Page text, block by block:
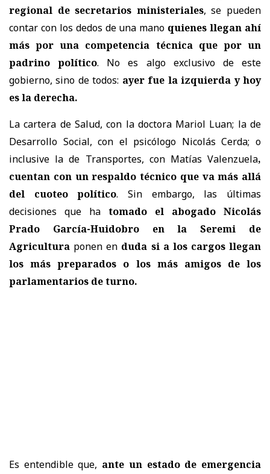
regional de secretarios ministeriales, se pueden
contar con los dedos de una mano quienes llegan ahí
más por una competencia técnica que por un
padrino político. No es algo exclusivo de este
gobierno, sino de todos: ayer fue la izquierda y hoy
es la derecha.
La cartera de Salud, con la doctora Mariol Luan; la de
Desarrollo Social, con el psicólogo Nicolás Cerda; o
inclusive la de Transportes, con Matías Valenzuela,
cuentan con un respaldo técnico que va más allá
del cuoteo político. Sin embargo, las últimas
decisiones que ha tomado el abogado Nicolás
Prado García-Huidobro en la Seremi de
Agricultura ponen en duda si a los cargos llegan
los más preparados o los más amigos de los
parlamentarios de turno.
Es entendible que, ante un estado de emergencia